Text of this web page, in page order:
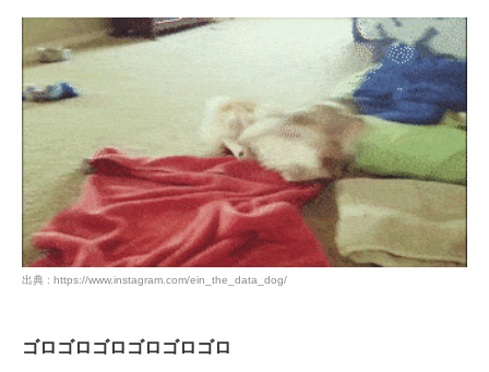
出典 : https://www.instagram.com/ein_the_data_dog/
ゴロゴロゴロゴロゴロゴロ